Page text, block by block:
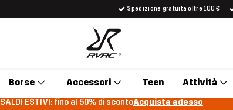
Spedizione gratuita oltre 100 €
Borse Accessori Teen Attività
SALDI ESTIVI: fino al 50% di scontoAcquista adesso